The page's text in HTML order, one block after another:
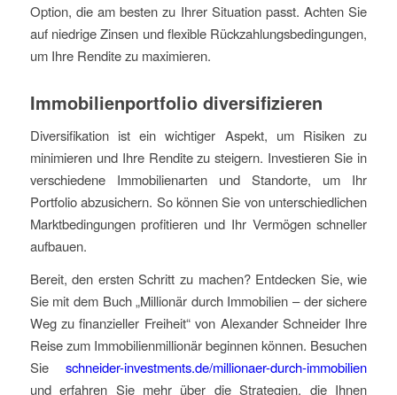
Option, die am besten zu Ihrer Situation passt. Achten Sie
auf niedrige Zinsen und flexible Rückzahlungsbedingungen,
um Ihre Rendite zu maximieren.
Immobilienportfolio diversifizieren
Diversifikation ist ein wichtiger Aspekt, um Risiken zu
minimieren und Ihre Rendite zu steigern. Investieren Sie in
verschiedene Immobilienarten und Standorte, um Ihr
Portfolio abzusichern. So können Sie von unterschiedlichen
Marktbedingungen profitieren und Ihr Vermögen schneller
aufbauen.
Bereit, den ersten Schritt zu machen? Entdecken Sie, wie
Sie mit dem Buch „Millionär durch Immobilien – der sichere
Weg zu finanzieller Freiheit“ von Alexander Schneider Ihre
Reise zum Immobilienmillionär beginnen können. Besuchen
Sieschneider-investments.de/millionaer-durch-immobilien
und erfahren Sie mehr über die Strategien, die Ihnen